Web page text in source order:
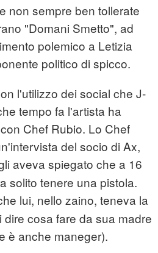
non sempre ben tollerate
"Domani Smetto", ad
polemico a Letizia
politico di spicco.
l'utilizzo dei social che J-
tempo fa l'artista ha
Chef Rubio. Lo Chef
del socio di Ax,
aveva spiegato che a 16
solito tenere una pistola.
lui, nello zaino, teneva la
cosa fare da sua madre
è anche maneger).